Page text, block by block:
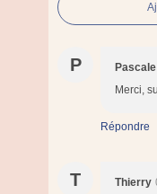
P Pascale
Merci,
Répondre
T Thierry